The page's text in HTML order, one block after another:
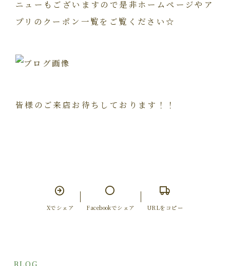
ニューもございますので是非ホームページやア
プリのクーポン一覧をご覧ください☆
皆様のご来店お待ちしております！！
Xでシェア Facebookでシェア URLをコピー